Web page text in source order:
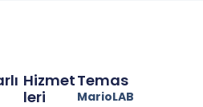
Hizmet
Leri
Temas
MarioLAB